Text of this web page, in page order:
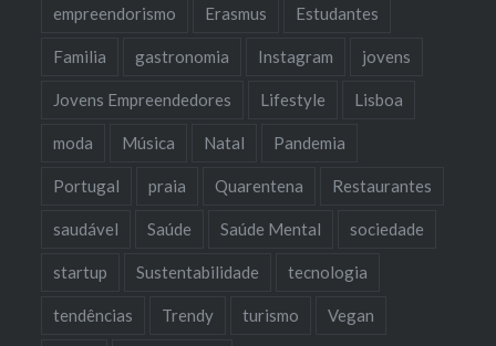
empreendorismo Erasmus Estudantes
Familia gastronomia Instagram jovens
Jovens Empreendedores Lifestyle Lisboa
moda Música Natal Pandemia
Portugal praia Quarentena Restaurantes
saudável Saúde Saúde Mental sociedade
startup Sustentabilidade tecnologia
tendências Trendy turismo Vegan